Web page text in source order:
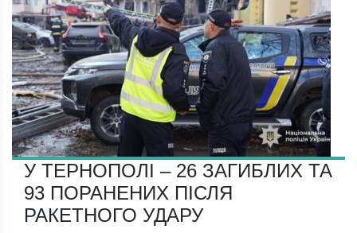
У ТЕРНОПОЛІ – 26 ЗАГИБЛИХ ТА
93 ПОРАНЕНИХ ПІСЛЯ
РАКЕТНОГО УДАРУ